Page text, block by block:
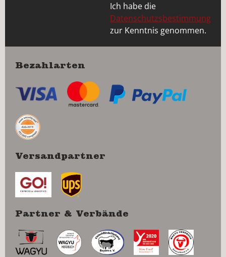
Ich habe die
Datenschutzsbestimmung
zur Kenntnis genommen.
Bezahlarten
Versandpartner
Partner & Verbände